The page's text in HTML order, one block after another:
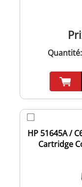
Quantité:
HP 51645A /
Cartridge